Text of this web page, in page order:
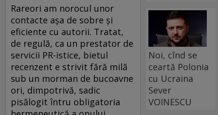
Rareori am norocul unor
contacte aşa de sobre şi
eficiente cu autorii. Tratat,
de regulă, ca un prestator de
servicii PR-istice, bietul
recenzent e strivit fără milă
sub un morman de bucoavne
ori, dimpotrivă, sadic
pisălogit întru obligatoria
Noi, cînd se
ceartă Polonia
cu Ucraina
Sever
VOINESCU